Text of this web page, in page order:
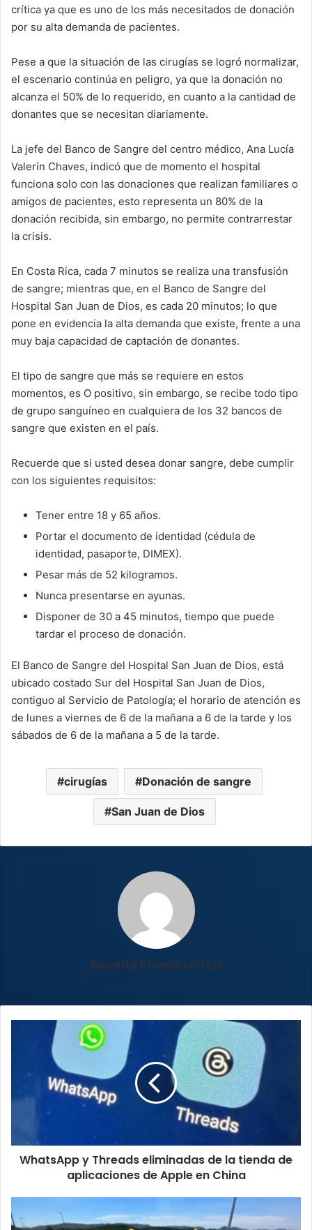
crítica ya que es uno de los más necesitados de donación
por su alta demanda de pacientes.
Pese a que la situación de las cirugías se logró normalizar,
el escenario continúa en peligro, ya que la donación no
alcanza el 50% de lo requerido, en cuanto a la cantidad de
donantes que se necesitan diariamente.
La jefe del Banco de Sangre del centro médico, Ana Lucía
Valerín Chaves, indicó que de momento el hospital
funciona solo con las donaciones que realizan familiares o
amigos de pacientes, esto representa un 80% de la
donación recibida, sin embargo, no permite contrarrestar
la crisis.
En Costa Rica, cada 7 minutos se realiza una transfusión
de sangre; mientras que, en el Banco de Sangre del
Hospital San Juan de Dios, es cada 20 minutos; lo que
pone en evidencia la alta demanda que existe, frente a una
muy baja capacidad de captación de donantes.
El tipo de sangre que más se requiere en estos
momentos, es O positivo, sin embargo, se recibe todo tipo
de grupo sanguíneo en cualquiera de los 32 bancos de
sangre que existen en el país.
Recuerde que si usted desea donar sangre, debe cumplir
con los siguientes requisitos:
Tener entre 18 y 65 años.
Portar el documento de identidad (cédula de
identidad, pasaporte, DIMEX).
Pesar más de 52 kilogramos.
Nunca presentarse en ayunas.
Disponer de 30 a 45 minutos, tiempo que puede
tardar el proceso de donación.
El Banco de Sangre del Hospital San Juan de Dios, está
ubicado costado Sur del Hospital San Juan de Dios,
contiguo al Servicio de Patología; el horario de atención es
de lunes a viernes de 6 de la mañana a 6 de la tarde y los
sábados de 6 de la mañana a 5 de la tarde.
cirugías Donación de sangre
San Juan de Dios
Beverly Rivera Leitón
WhatsApp
la
aplicaciones
deWhatsApp y Threads eliminadas de la tienda de
aplicaciones de Apple en China
demolición